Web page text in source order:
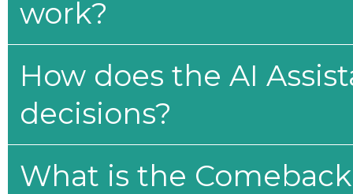
work?
How does the AI
decisions?
What is the